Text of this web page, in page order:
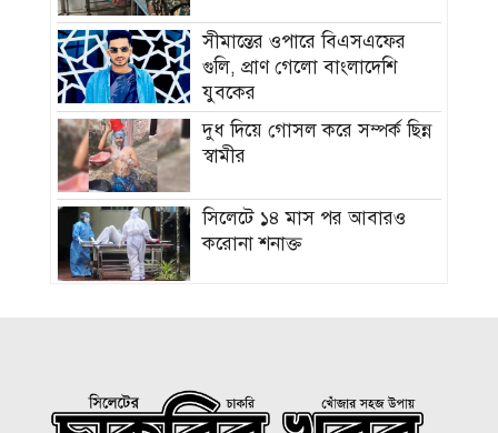
সীমান্তের ওপারে বিএসএফের
গুলি, প্রাণ গেলো বাংলাদেশি
যুবকের
দুধ দিয়ে গোসল করে সম্পর্ক ছিন্ন
স্বামীর
সিলেটে ১৪ মাস পর আবারও
করোনা শনাক্ত
নিসচা সম্মাননা পেলেন লায়ন গনি
মিয়া বাবুল